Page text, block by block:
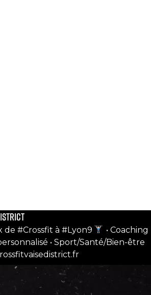
compte instagram
de #Crossfit à #Lyon9
• Coaching
• Sport/Santé/Bien-être